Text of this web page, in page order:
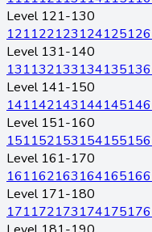
Level 121-130
121122123124125126
Level 131-140
131132133134135136
Level 141-150
141142143144145146
Level 151-160
151152153154155156
Level 161-170
161162163164165166
Level 171-180
171172173174175176